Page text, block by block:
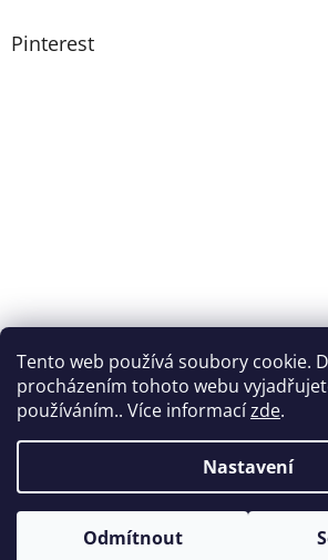
Tento web používá soubory cookie.
procházením tohoto webu
používáním.. Více informacízde.
Nastavení
Odmítnout
Pinterest
Vytvořil Shoptet
Copyright 2026Nabytek-vencl.cz .